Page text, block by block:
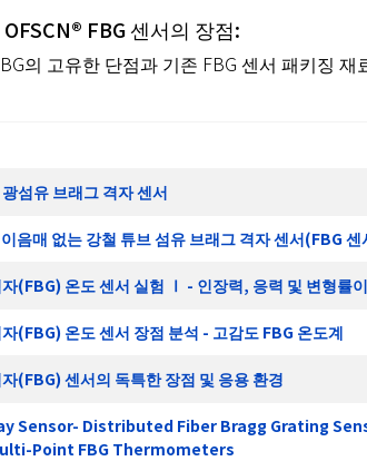
FBG 센서의 장점:
의 고유한 단점과 기존 FBG 센서 패키징
섬유 브래그 격자 센서
음매 없는 강철 튜브 섬유 브래그 격자 센서(FBG 센
(FBG) 온도 센서 실험 Ⅰ - 인장력, 응력 및 변형률
(FBG) 온도 센서 장점 분석 - 고감도 FBG 온도계
(FBG) 센서의 독특한 장점 및 응용 환경
Sensor- Distributed Fiber Bragg Grating
Point FBG Thermometers